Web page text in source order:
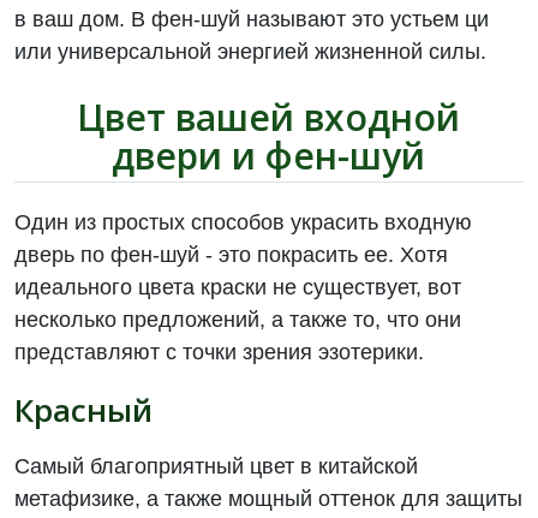
в ваш дом. В фен-шуй называют это устьем ци
или универсальной энергией жизненной силы.
Цвет вашей входной
двери и фен-шуй
Один из простых способов украсить входную
дверь по фен-шуй - это покрасить ее. Хотя
идеального цвета краски не существует, вот
несколько предложений, а также то, что они
представляют с точки зрения эзотерики.
Красный
Самый благоприятный цвет в китайской
метафизике, а также мощный оттенок для защиты